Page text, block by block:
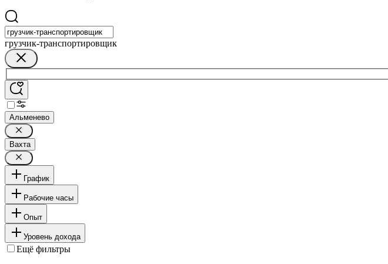
грузчик-транспортировщик
Альменево
Вахта
График
Рабочие часы
Опыт
Уровень дохода
Ещё фильтры